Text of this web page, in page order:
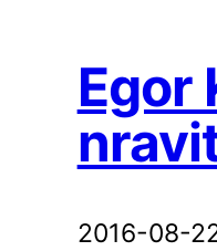
Egor
2016-08-